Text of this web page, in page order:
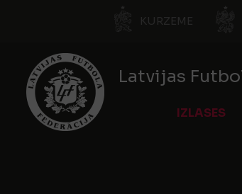
KURZEME
Latvijas
IZLASES